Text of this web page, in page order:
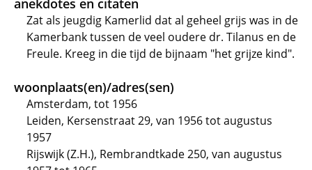
anekdotes en citaten
Zat als jeugdig Kamerlid dat al geheel grijs was in de
Kamerbank tussen de veel oudere dr. Tilanus en de
Freule. Kreeg in die tijd de bijnaam "het grijze kind".
woonplaats(en)/adres(sen)
Amsterdam, tot 1956
Leiden, Kersenstraat 29, van 1956 tot augustus
1957
Rijswijk (Z.H.), Rembrandtkade 250, van augustus